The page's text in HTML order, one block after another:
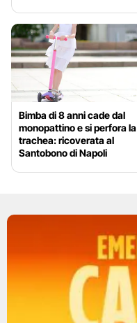
Bimba di 8 anni cade dal
monopattino e si perfora la
trachea: ricoverata al
Santobono di Napoli